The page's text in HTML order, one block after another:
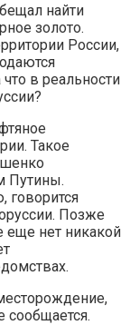
найти
золото.
России,
в реальности
Такое
Путины.
говорится
Позже
еще нет никакой
сообщается.